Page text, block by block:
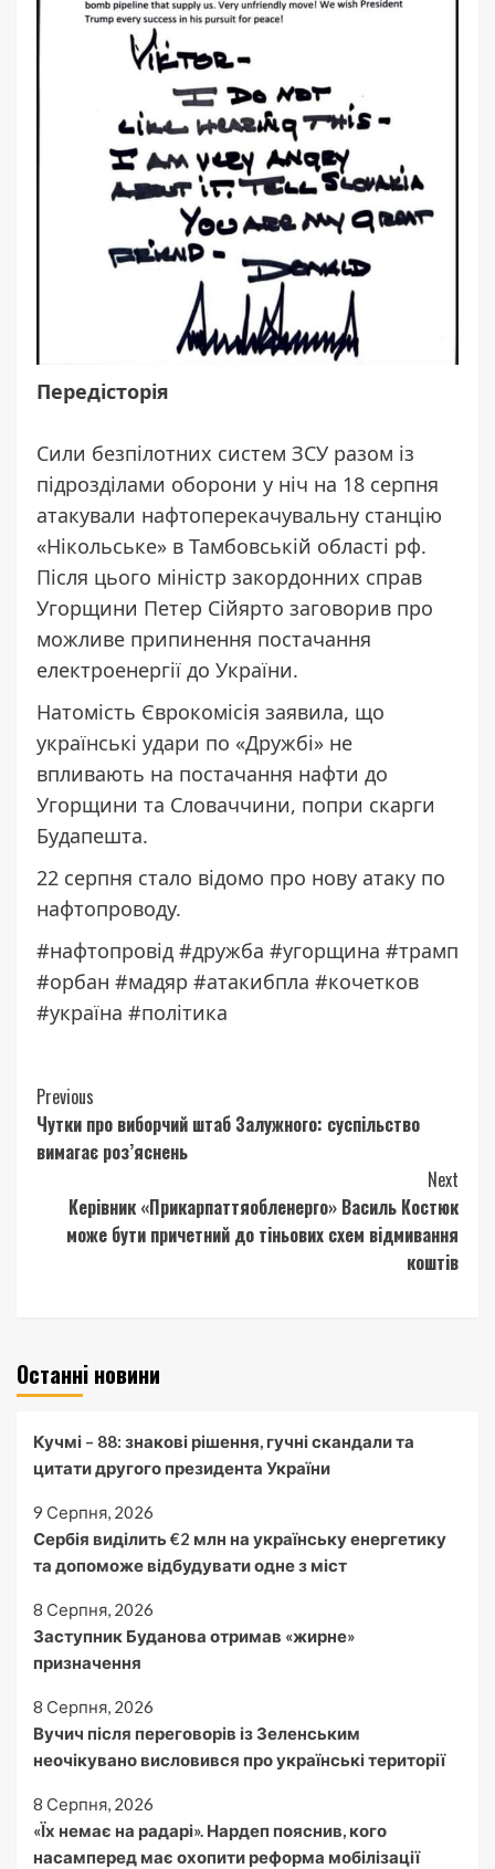
Передісторія
Сили безпілотних систем ЗСУ разом із
підрозділами оборони у ніч на 18 серпня
атакували нафтоперекачувальну станцію
«Нікольське» в Тамбовській області рф.
Після цього міністр закордонних справ
Угорщини Петер Сійярто заговорив про
можливе припинення постачання
електроенергії до України.
Натомість Єврокомісія заявила, що
українські удари по «Дружбі» не
впливають на постачання нафти до
Угорщини та Словаччини, попри скарги
Будапешта.
22 серпня стало відомо про нову атаку по
нафтопроводу.
#нафтопровід #дружба #угорщина #трамп
#орбан #мадяр #атакибпла #кочетков
#україна #політика
Continue
Reading
Previous
Чутки про виборчий штаб Залужного: суспільство
вимагає роз’яснень
Next
Керівник «Прикарпаттяобленерго» Василь Костюк
може бути причетний до тіньових схем відмивання
коштів
Останні новини
Кучмі – 88: знакові рішення, гучні скандали та
цитати другого президента України
9 Серпня, 2026
Сербія виділить €2 млн на українську енергетику
та допоможе відбудувати одне з міст
8 Серпня, 2026
Заступник Буданова отримав «жирне»
призначення
8 Серпня, 2026
Вучич після переговорів із Зеленським
неочікувано висловився про українські території
8 Серпня, 2026
«Їх немає на радарі». Нардеп пояснив, кого
насамперед має охопити реформа мобілізації